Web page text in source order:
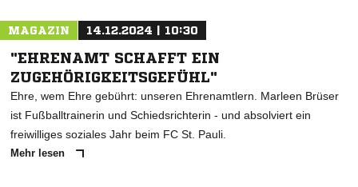
MAGAZIN 14.12.2024 | 10:30
"EHRENAMT SCHAFFT EIN
ZUGEHÖRIGKEITSGEFÜHL"
Ehre, wem Ehre gebührt: unseren Ehrenamtlern. Marleen Brüser
ist Fußballtrainerin und Schiedsrichterin - und absolviert ein
freiwilliges soziales Jahr beim FC St. Pauli.
Mehr lesen